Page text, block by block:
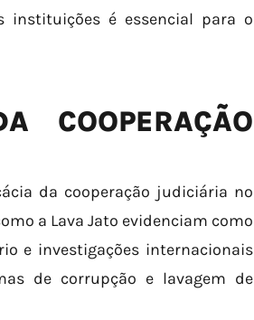
instituições é essencial para o
COOPERAÇÃO
da cooperação judiciária no
a Lava Jato evidenciam como
e investigações internacionais
de corrupção e lavagem de